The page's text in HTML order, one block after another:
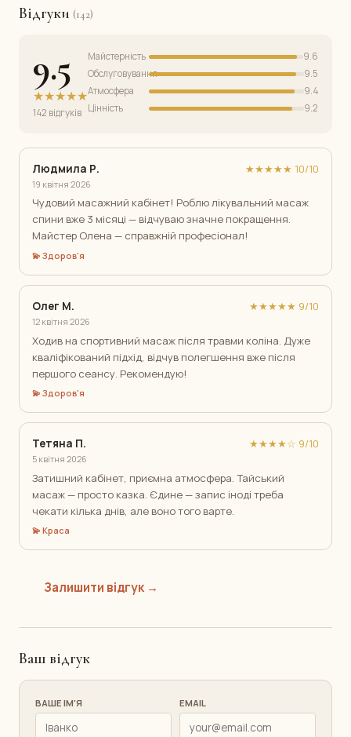
Відгуки (142)
9.5
★★★★★
142 відгуків
Майстерність
9.6
Обслуговування
9.5
Атмосфера
9.4
Цінність
9.2
Людмила Р.
19 квітня 2026
★★★★★ 10/10
Чудовий масажний кабінет! Роблю лікувальний масаж
спини вже 3 місяці — відчуваю значне покращення.
Майстер Олена — справжній професіонал!
💫 Здоров'я
Олег М.
12 квітня 2026
★★★★★ 9/10
Ходив на спортивний масаж після травми коліна. Дуже
кваліфікований підхід, відчув полегшення вже після
першого сеансу. Рекомендую!
💫 Здоров'я
Тетяна П.
5 квітня 2026
★★★★☆ 9/10
Затишний кабінет, приємна атмосфера. Тайський
масаж — просто казка. Єдине — запис іноді треба
чекати кілька днів, але воно того варте.
💫 Краса
Залишити відгук →
Ваш відгук
ВАШЕ ІМ'Я EMAIL